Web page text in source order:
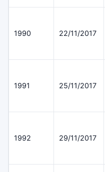
1990 22/11/2017
1991 25/11/2017
1992 29/11/2017